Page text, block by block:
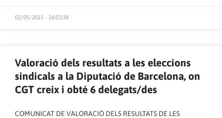
02/05/2015 - 16:03:38
Valoració dels resultats a les eleccions
sindicals a la Diputació de Barcelona, on
CGT creix i obté 6 delegats/des
COMUNICAT DE VALORACIÓ DELS RESULTATS DE LES